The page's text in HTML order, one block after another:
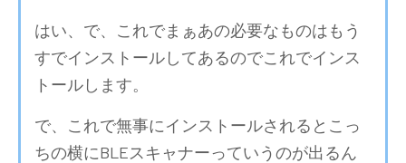
はい、で、これでまぁあの必要なものはもう
すでインストールしてあるのでこれでインス
トールします。
で、これで無事にインストールされるとこっ
ちの横にBLEスキャナーっていうのが出るん